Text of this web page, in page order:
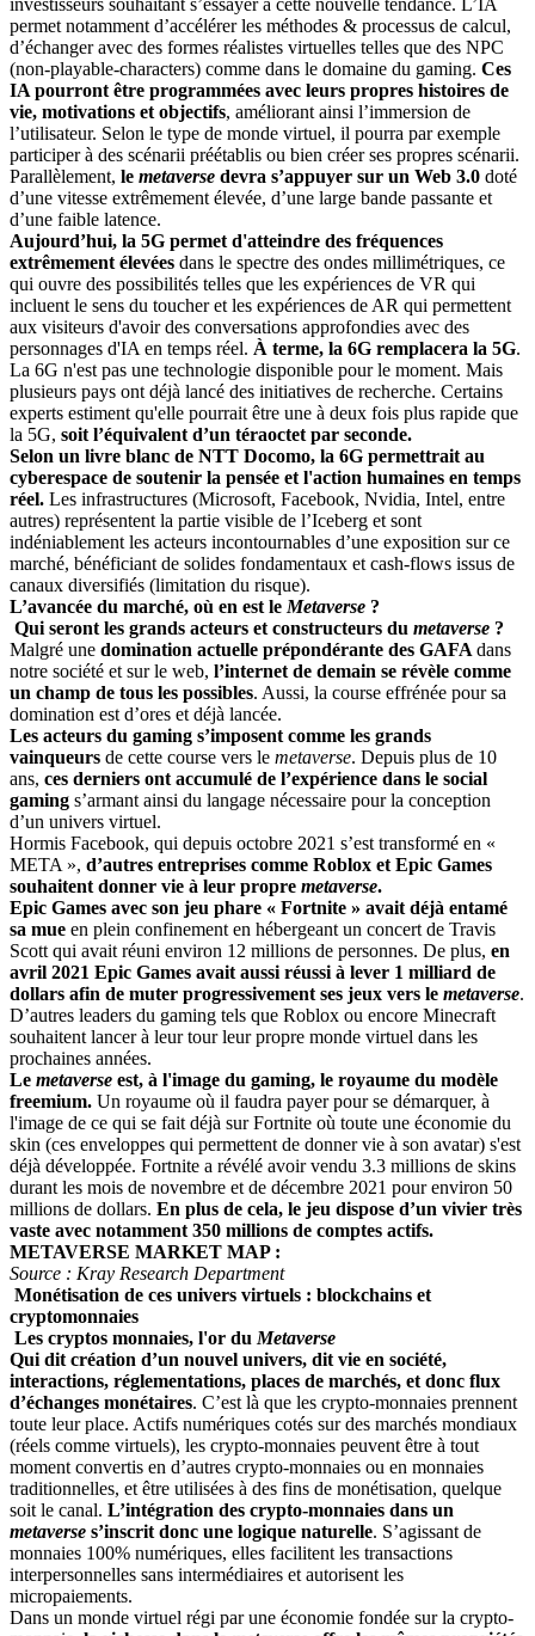
investisseurs souhaitant s’essayer à cette nouvelle tendance. L’IA
permet notamment d’accélérer les méthodes & processus de calcul,
d’échanger avec des formes réalistes virtuelles telles que des NPC
(non-playable-characters) comme dans le domaine du gaming. Ces
IA pourront être programmées avec leurs propres histoires de
vie, motivations et objectifs, améliorant ainsi l’immersion de
l’utilisateur. Selon le type de monde virtuel, il pourra par exemple
participer à des scénarii préétablis ou bien créer ses propres scénarii.
Parallèlement, le metaverse devra s’appuyer sur un Web 3.0 doté
d’une vitesse extrêmement élevée, d’une large bande passante et
d’une faible latence.
Aujourd’hui, la 5G permet d'atteindre des fréquences
extrêmement élevées dans le spectre des ondes millimétriques, ce
qui ouvre des possibilités telles que les expériences de VR qui
incluent le sens du toucher et les expériences de AR qui permettent
aux visiteurs d'avoir des conversations approfondies avec des
personnages d'IA en temps réel. À terme, la 6G remplacera la 5G.
La 6G n'est pas une technologie disponible pour le moment. Mais
plusieurs pays ont déjà lancé des initiatives de recherche. Certains
experts estiment qu'elle pourrait être une à deux fois plus rapide que
la 5G, soit l’équivalent d’un téraoctet par seconde.
Selon un livre blanc de NTT Docomo, la 6G permettrait au
cyberespace de soutenir la pensée et l'action humaines en temps
réel. Les infrastructures (Microsoft, Facebook, Nvidia, Intel, entre
autres) représentent la partie visible de l’Iceberg et sont
indéniablement les acteurs incontournables d’une exposition sur ce
marché, bénéficiant de solides fondamentaux et cash-flows issus de
canaux diversifiés (limitation du risque).
L’avancée du marché, où en est le Metaverse ?
Qui seront les grands acteurs et constructeurs du metaverse ?
Malgré une domination actuelle prépondérante des GAFA dans
notre société et sur le web, l’internet de demain se révèle comme
un champ de tous les possibles. Aussi, la course effrénée pour sa
domination est d’ores et déjà lancée.
Les acteurs du gaming s’imposent comme les grands
vainqueurs de cette course vers le metaverse. Depuis plus de 10
ans, ces derniers ont accumulé de l’expérience dans le social
gaming s’armant ainsi du langage nécessaire pour la conception
d’un univers virtuel.
Hormis Facebook, qui depuis octobre 2021 s’est transformé en «
META », d’autres entreprises comme Roblox et Epic Games
souhaitent donner vie à leur propre metaverse.
Epic Games avec son jeu phare « Fortnite » avait déjà entamé
sa mue en plein confinement en hébergeant un concert de Travis
Scott qui avait réuni environ 12 millions de personnes. De plus, en
avril 2021 Epic Games avait aussi réussi à lever 1 milliard de
dollars afin de muter progressivement ses jeux vers le metaverse.
D’autres leaders du gaming tels que Roblox ou encore Minecraft
souhaitent lancer à leur tour leur propre monde virtuel dans les
prochaines années.
Le metaverse est, à l'image du gaming, le royaume du modèle
freemium. Un royaume où il faudra payer pour se démarquer, à
l'image de ce qui se fait déjà sur Fortnite où toute une économie du
skin (ces enveloppes qui permettent de donner vie à son avatar) s'est
déjà développée. Fortnite a révélé avoir vendu 3.3 millions de skins
durant les mois de novembre et de décembre 2021 pour environ 50
millions de dollars. En plus de cela, le jeu dispose d’un vivier très
vaste avec notamment 350 millions de comptes actifs.
METAVERSE MARKET MAP :
Source : Kray Research Department
Monétisation de ces univers virtuels : blockchains et
cryptomonnaies
Les cryptos monnaies, l'or du Metaverse
Qui dit création d’un nouvel univers, dit vie en société,
interactions, réglementations, places de marchés, et donc flux
d’échanges monétaires. C’est là que les crypto-monnaies prennent
toute leur place. Actifs numériques cotés sur des marchés mondiaux
(réels comme virtuels), les crypto-monnaies peuvent être à tout
moment convertis en d’autres crypto-monnaies ou en monnaies
traditionnelles, et être utilisées à des fins de monétisation, quelque
soit le canal. L’intégration des crypto-monnaies dans un
metaverse s’inscrit donc une logique naturelle. S’agissant de
monnaies 100% numériques, elles facilitent les transactions
interpersonnelles sans intermédiaires et autorisent les
micropaiements.
Dans un monde virtuel régi par une économie fondée sur la crypto-